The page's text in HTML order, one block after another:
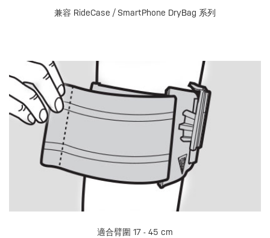
兼容 RideCase / SmartPhone DryBag 系列
適合臂圍 17 - 45 cm